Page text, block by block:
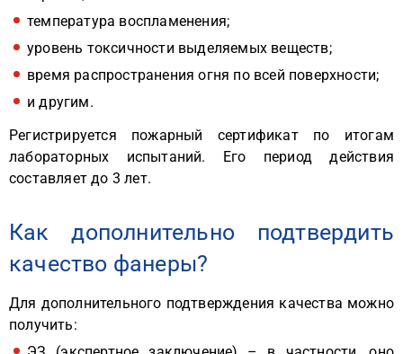
температура воспламенения;
уровень токсичности выделяемых веществ;
время распространения огня по всей поверхности;
и другим.
Регистрируется пожарный сертификат по итогам
лабораторных испытаний. Его период действия
составляет до 3 лет.
Как дополнительно подтвердить
качество фанеры?
Для дополнительного подтверждения качества можно
получить: